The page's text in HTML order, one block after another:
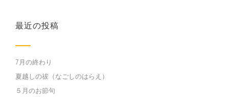
最近の投稿
7月の終わり
夏越しの祓（なごしのはらえ）
５月のお節句